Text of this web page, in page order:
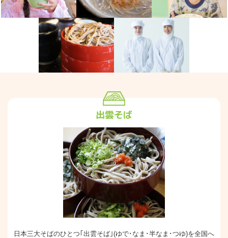
出雲そば
日本三大そばのひとつ｢出雲そば｣(ゆで･なま･半なま･つゆ)を全国へ